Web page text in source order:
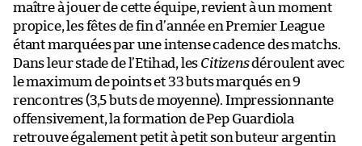
maître à jouer de cette équipe, revient à un moment
propice, les fêtes de fin d’année en Premier League
étant marquées par une intense cadence des matchs.
Dans leur stade de l’Etihad, les Citizensdéroulent avec
le maximum de points et 33 buts marqués en 9
rencontres (3,5 buts de moyenne). Impressionnante
offensivement, la formation de Pep Guardiola
retrouve également petit à petit son buteur argentin